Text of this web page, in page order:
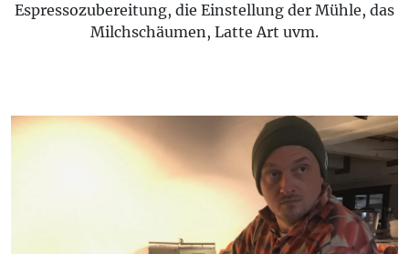
Espressozubereitung, die Einstellung der Mühle, das
Milchschäumen, Latte Art uvm.